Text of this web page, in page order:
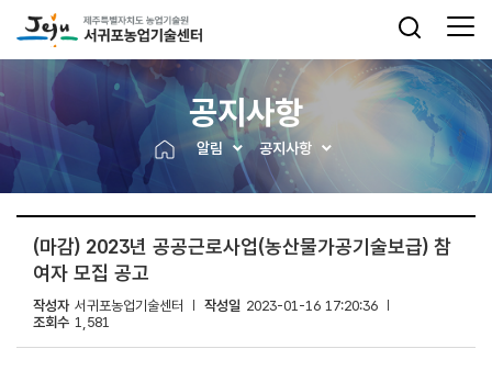
공지사항
알림 공지사항
(마감) 2023년 공공근로사업(농산물가공기술보급) 참
여자 모집 공고
작성자 서귀포농업기술센터 작성일 2023-01-16 17:20:36
조회수 1,581